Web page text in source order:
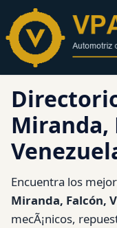
contenido
Miranda,
Encuentra los
Miranda, Falcón,
mecÃ¡nicos,